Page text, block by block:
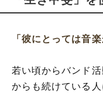
「彼にとっては音
若い頃からバンド
からも続けている人